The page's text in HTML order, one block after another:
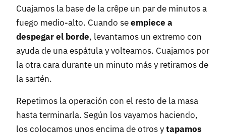
Cuajamos la base de la crêpe un par de minutos a
fuego medio-alto. Cuando seempiece a
despegar el borde, levantamos un extremo con
ayuda de una espátula y volteamos. Cuajamos por
la otra cara durante un minuto más y retiramos de
la sartén.
Repetimos la operación con el resto de la masa
hasta terminarla. Según los vayamos haciendo,
los colocamos unos encima de otros ytapamos